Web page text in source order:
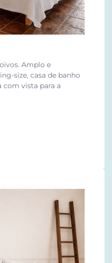
Amplo e
size, casa de banho
com vista para a